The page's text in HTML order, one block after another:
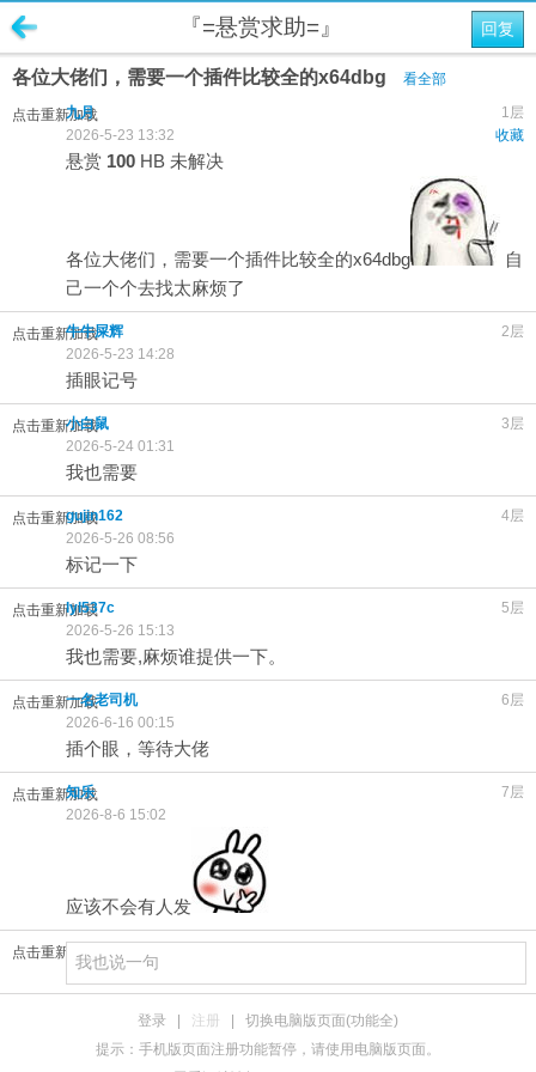
回复
『=悬赏求助=』
各位大佬们，需要一个插件比较全的x64dbg 看全部
点击重新加载 1层
九月
收藏
2026-5-23 13:32
悬赏 100 HB 未解决
各位大佬们，需要一个插件比较全的x64dbg
自
己一个个去找太麻烦了
点击重新加载 2层
牛牛屎辉
2026-5-23 14:28
插眼记号
点击重新加载 3层
小白鼠
2026-5-24 01:31
我也需要
点击重新加载 4层
gujin162
2026-5-26 08:56
标记一下
点击重新加载 5层
lyl537c
2026-5-26 15:13
我也需要,麻烦谁提供一下。
点击重新加载 6层
一名老司机
2026-6-16 00:15
插个眼，等待大佬
点击重新加载 7层
知乐
2026-8-6 15:02
应该不会有人发
点击重新加载
登录 注册
切换电脑版页面(功能全)
提示：手机版页面注册功能暂停，请使用电脑版页面。